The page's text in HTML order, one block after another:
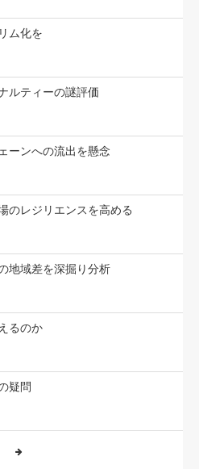
ム化を
ルティーの謎評価
ーンへの流出を懸念
のレジリエンスを高める
地域差を深掘り分析
るのか
疑問